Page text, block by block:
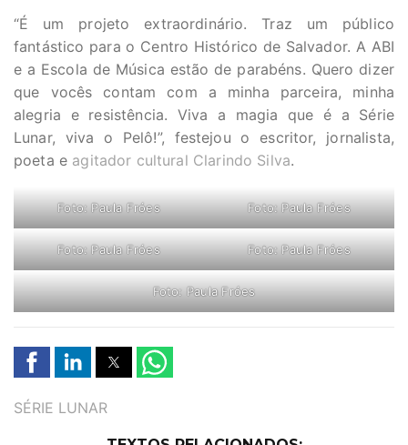
“É um projeto extraordinário. Traz um público
fantástico para o Centro Histórico de Salvador. A ABI
e a Escola de Música estão de parabéns. Quero dizer
que vocês contam com a minha parceira, minha
alegria e resistência. Viva a magia que é a Série
Lunar, viva o Pelô!”, festejou o escritor, jornalista,
poeta e agitador cultural Clarindo Silva.
Foto: Paula Fróes Foto: Paula Fróes
Foto: Paula Fróes Foto: Paula Fróes
Foto: Paula Fróes
TAGS
SÉRIE LUNAR